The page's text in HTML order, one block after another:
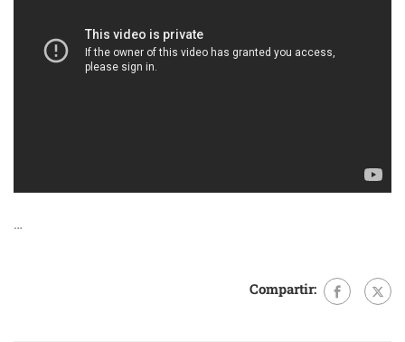
…
Compartir: